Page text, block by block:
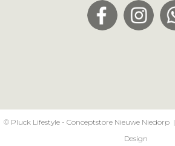
© Pluck Lifestyle - Conceptstore Nieuwe Niedorp |
Design